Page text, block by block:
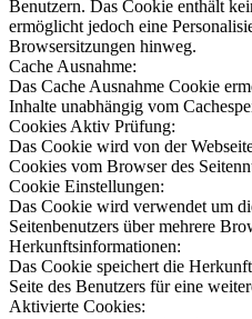
Benutzern. Das Cookie enthält
ermöglicht jedoch eine
Browsersitzungen hinweg.
Cache Ausnahme:
Das Cache Ausnahme Cookie
Inhalte unabhängig vom
Cookies Aktiv Prüfung:
Das Cookie wird von der
Cookies vom Browser des
Cookie Einstellungen:
Das Cookie wird verwendet um
Seitenbenutzers über mehrere
Herkunftsinformationen:
Das Cookie speichert die
Seite des Benutzers für eine
Aktivierte Cookies: